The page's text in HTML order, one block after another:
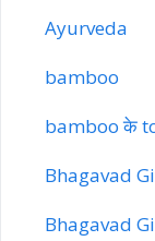
Ayurveda
bamboo
bamboo के
Bhagavad
Bhagavad